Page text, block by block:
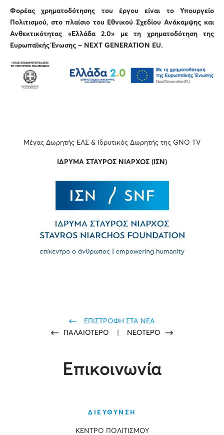
Φορέας χρηματοδότησης του έργου είναι το Υπουργείο
Πολιτισμού, στο πλαίσιο του Εθνικού Σχεδίου Ανάκαμψης και
Ανθεκτικότητας «Ελλάδα 2.0» με τη χρηματοδότηση της
Ευρωπαϊκής Ένωσης – NEXT GENERATION EU.
Μέγας Δωρητής ΕΛΣ & Ιδρυτικός Δωρητής της GNO TV
ΙΔΡΥΜΑ ΣΤΑΥΡΟΣ ΝΙΑΡΧΟΣ ( ΙΣΝ )
ΕΠΙΣΤΡΟΦΗ ΣΤΑ ΝΕΑ
ΠΑΛΑΙΟΤΕΡΟ
ΝΕΟΤΕΡΟ
Επικοινωνία
ΔΙΕΥΘΥΝΣΗ
ΚΕΝΤΡΟ ΠΟΛΙΤΙΣΜΟΥ